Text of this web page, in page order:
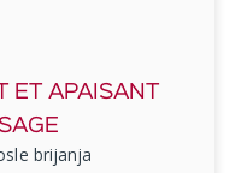
ET APAISANT
brijanja